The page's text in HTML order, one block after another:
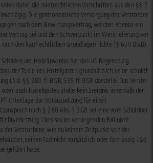
dabei die mietrechtlichen Vorschriften aus den §§
Die gastronomische Versorgung des
nach dem Bewirtungsvertrag, welcher ebenso ein
Vertrag sei und den Schwerpunkt im
nach den kaufrechtlichen Grundlagen richte (§ 650 BGB).
am Hotelinventar hat das LG Regensburg
der Tod eines Hotelgastes grundsätzlich keine
i.S.d. §§ 280 ff. BGB, 535 ff. BGB darstelle. Das
auch Hotelgastes stelle kein Ereignis innerhalb der
dar. Voraussetzung für einen
nach § 280 Abs. 1 BGB sei eine vom Schuldner
Dies sei im vorliegenden Fall nicht
der Verstorbene, wie zu keinem Zeitpunkt von der
seinen Tod nicht vorsätzlich oder fahrlässig i.S.d. §
habe.